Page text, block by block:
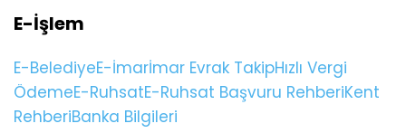
E-İşlem
E-BelediyeE-İmarİmar Evrak TakipHızlı Vergi
ÖdemeE-RuhsatE-Ruhsat Başvuru RehberiKent
RehberiBanka Bilgileri